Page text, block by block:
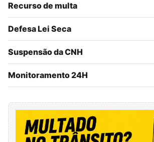
Recurso de multa
Defesa Lei Seca
Suspensão da CNH
Monitoramento 24H